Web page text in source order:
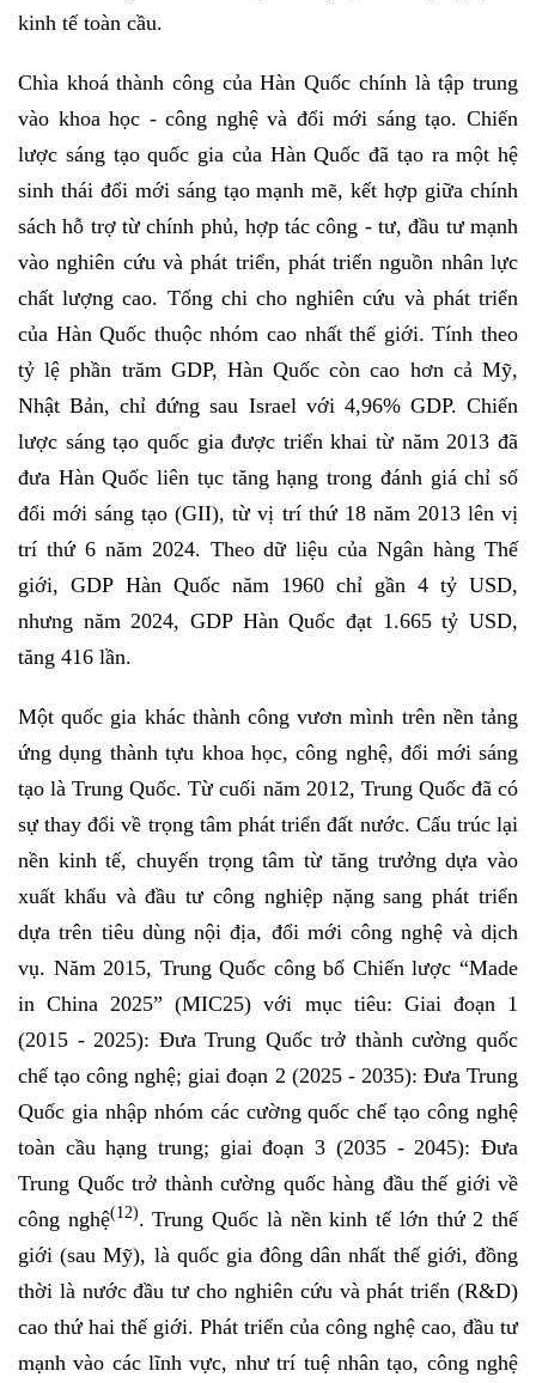
kinh tế toàn cầu.
Chìa khoá thành công của Hàn Quốc chính là tập trung
vào khoa học - công nghệ và đổi mới sáng tạo. Chiến
lược sáng tạo quốc gia của Hàn Quốc đã tạo ra một hệ
sinh thái đổi mới sáng tạo mạnh mẽ, kết hợp giữa chính
sách hỗ trợ từ chính phủ, hợp tác công - tư, đầu tư mạnh
vào nghiên cứu và phát triển, phát triển nguồn nhân lực
chất lượng cao. Tổng chi cho nghiên cứu và phát triển
của Hàn Quốc thuộc nhóm cao nhất thế giới. Tính theo
tỷ lệ phần trăm GDP, Hàn Quốc còn cao hơn cả Mỹ,
Nhật Bản, chỉ đứng sau Israel với 4,96% GDP. Chiến
lược sáng tạo quốc gia được triển khai từ năm 2013 đã
đưa Hàn Quốc liên tục tăng hạng trong đánh giá chỉ số
đổi mới sáng tạo (GII), từ vị trí thứ 18 năm 2013 lên vị
trí thứ 6 năm 2024. Theo dữ liệu của Ngân hàng Thế
giới, GDP Hàn Quốc năm 1960 chỉ gần 4 tỷ USD,
nhưng năm 2024, GDP Hàn Quốc đạt 1.665 tỷ USD,
tăng 416 lần.
Một quốc gia khác thành công vươn mình trên nền tảng
ứng dụng thành tựu khoa học, công nghệ, đổi mới sáng
tạo là Trung Quốc. Từ cuối năm 2012, Trung Quốc đã có
sự thay đổi về trọng tâm phát triển đất nước. Cấu trúc lại
nền kinh tế, chuyển trọng tâm từ tăng trưởng dựa vào
xuất khẩu và đầu tư công nghiệp nặng sang phát triển
dựa trên tiêu dùng nội địa, đổi mới công nghệ và dịch
vụ. Năm 2015, Trung Quốc công bố Chiến lược “Made
in China 2025” (MIC25) với mục tiêu: Giai đoạn 1
(2015 - 2025): Đưa Trung Quốc trở thành cường quốc
chế tạo công nghệ; giai đoạn 2 (2025 - 2035): Đưa Trung
Quốc gia nhập nhóm các cường quốc chế tạo công nghệ
toàn cầu hạng trung; giai đoạn 3 (2035 - 2045): Đưa
Trung Quốc trở thành cường quốc hàng đầu thế giới về
công nghệ(12). Trung Quốc là nền kinh tế lớn thứ 2 thế
giới (sau Mỹ), là quốc gia đông dân nhất thế giới, đồng
thời là nước đầu tư cho nghiên cứu và phát triển (R&D)
cao thứ hai thế giới. Phát triển của công nghệ cao, đầu tư
mạnh vào các lĩnh vực, như trí tuệ nhân tạo, công nghệ